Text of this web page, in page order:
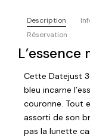
Description
Réservation
Cette Datejust
bleu incarne
couronne. Tout
assorti de son
pas la lunette